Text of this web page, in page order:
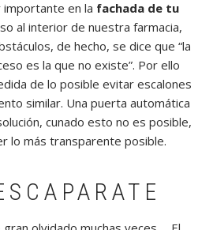
en la fachada de tu
al interior de nuestra farmacia,
de hecho, se dice que “la
es la que no existe”. Por ello
de lo posible evitar escalones
similar. Una puerta automática
cunado esto no es posible,
lo más transparente posible.